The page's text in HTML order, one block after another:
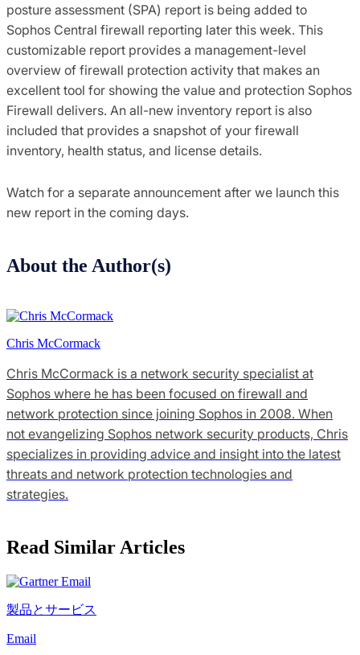
posture assessment (SPA) report is being added to
Sophos Central firewall reporting later this week. This
customizable report provides a management-level
overview of firewall protection activity that makes an
excellent tool for showing the value and protection Sophos
Firewall delivers. An all-new inventory report is also
included that provides a snapshot of your firewall
inventory, health status, and license details.
Watch for a separate announcement after we launch this
new report in the coming days.
About the Author(s)
Chris McCormack
Chris McCormack is a network security specialist at
Sophos where he has been focused on firewall and
network protection since joining Sophos in 2008. When
not evangelizing Sophos network security products, Chris
specializes in providing advice and insight into the latest
threats and network protection technologies and
strategies.
Read Similar Articles
製品とサービス
Email